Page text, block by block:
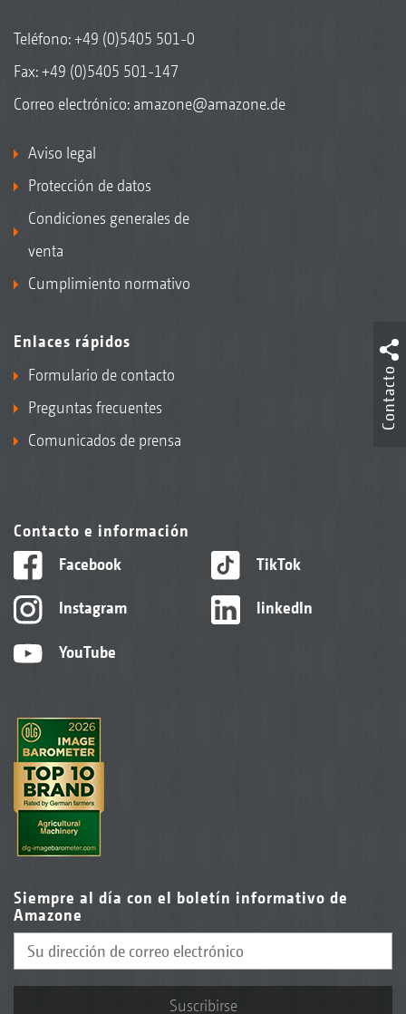
Teléfono:+49 (0)5405 501-0
Fax: +49 (0)5405 501-147
Correo electrónico: amazone@amazone.de
Aviso legal
Protección de datos
Condiciones generales de
venta
Cumplimiento normativo
Enlaces rápidos
Formulario de contacto
Preguntas frecuentes
Comunicados de prensa
Contacto e información
Facebook
Instagram
YouTube
TikTok
linkedIn
Siempre al día con el boletín informativo de
Amazone
Suscribirse
Contacto